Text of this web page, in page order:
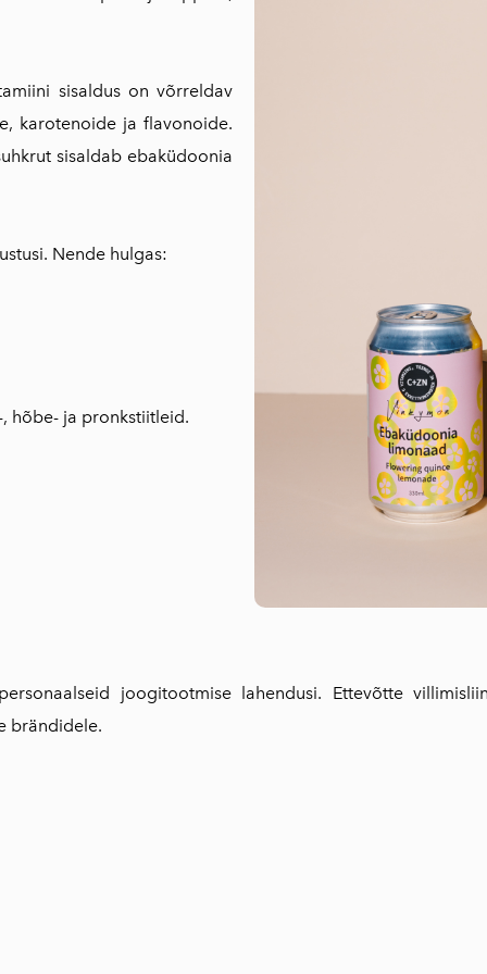
sisaldus on võrreldav
karotenoide ja flavonoide.
sisaldab ebaküdoonia
Nende hulgas:
hõbe- ja pronkstiitleid.
joogitootmise lahendusi. Ettevõtte
brändidele.